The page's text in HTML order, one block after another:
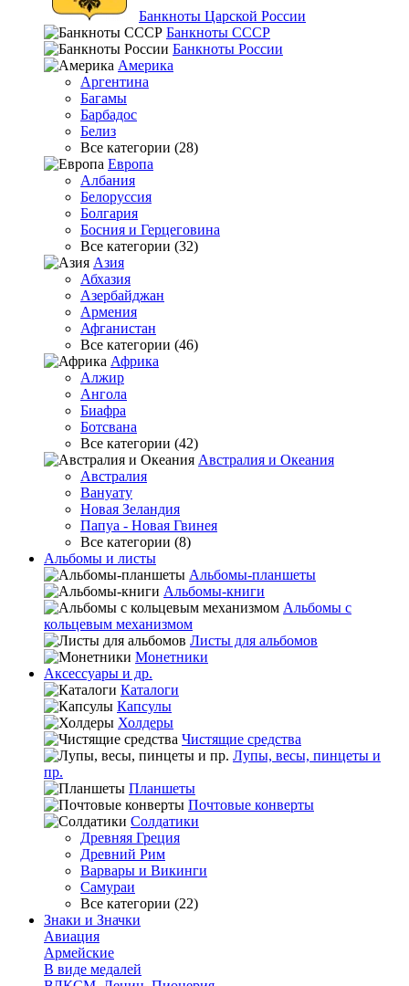
Банкноты Царской России
Банкноты СССР
Банкноты России
Америка
Аргентина
Багамы
Барбадос
Белиз
Все категории (28)
Европа
Албания
Белоруссия
Болгария
Босния и Герцеговина
Все категории (32)
Азия
Абхазия
Азербайджан
Армения
Афганистан
Все категории (46)
Африка
Алжир
Ангола
Биафра
Ботсвана
Все категории (42)
Австралия и Океания
Австралия
Вануату
Новая Зеландия
Папуа - Новая Гвинея
Все категории (8)
Альбомы и листы
Альбомы-планшеты
Альбомы-книги
Альбомы с
кольцевым механизмом
Листы для альбомов
Монетники
Аксессуары и др.
Каталоги
Капсулы
Холдеры
Чистящие средства
Лупы, весы, пинцеты и
пр.
Планшеты
Почтовые конверты
Солдатики
Древняя Греция
Древний Рим
Варвары и Викинги
Самураи
Все категории (22)
Знаки и Значки
Авиация
Армейские
В виде медалей